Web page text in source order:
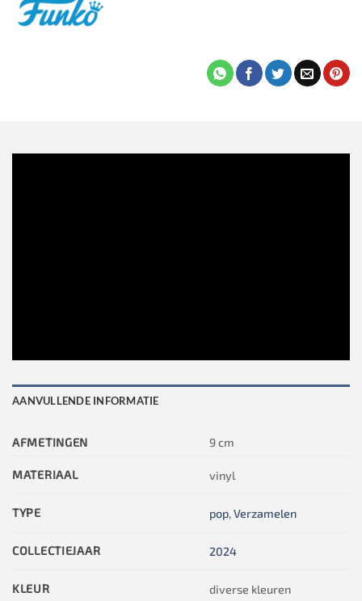
AANVULLENDE INFORMATIE
AFMETINGEN 9 cm
MATERIAAL vinyl
TYPE pop,Verzamelen
COLLECTIEJAAR 2024
KLEUR diverse kleuren